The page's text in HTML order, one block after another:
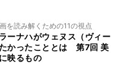
読み解くための11の視点
ーナハがウェヌス（ヴィー
かったこととは 第7回 美
映るもの